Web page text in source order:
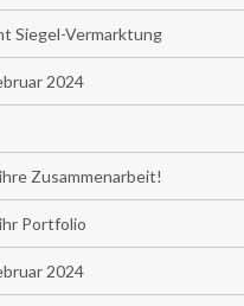
Siegel-Vermarktung
2024
Zusammenarbeit!
Portfolio
2024